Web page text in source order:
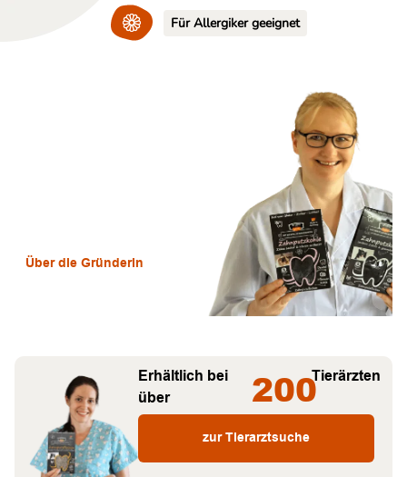
Für Allergiker geeignet
Über die Gründerin
Erhältlich bei
über
200Tierärzten
zur Tierarztsuche